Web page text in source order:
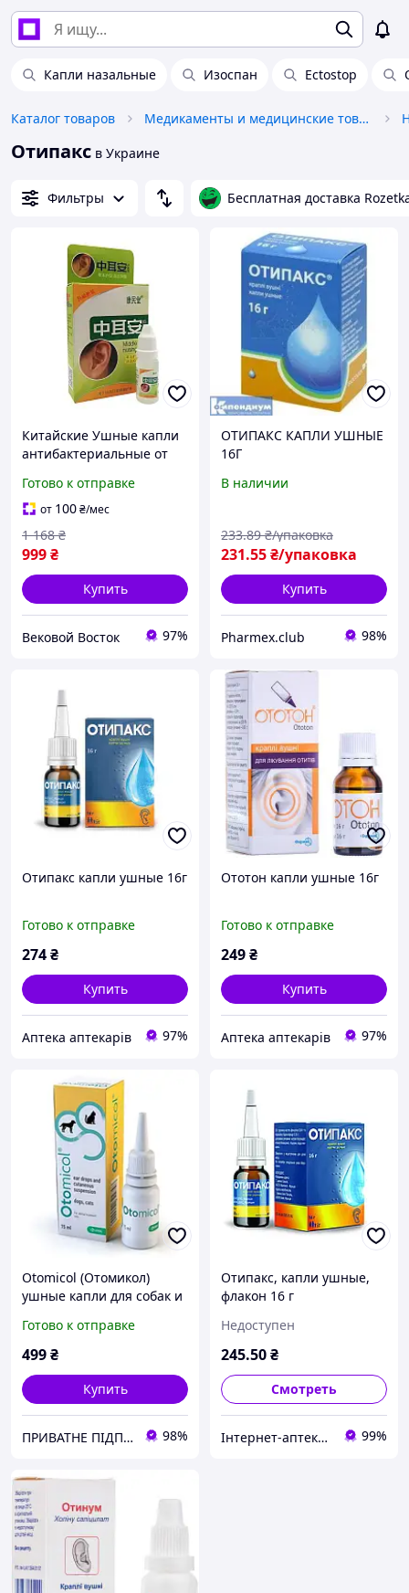
Капли назальные Изоспан Ectostop
Каталог товаров Медикаменты и медицинские товары
Отипакс в Украине
Фильтры Бесплатная доставка
Китайские Ушные капли
антибактериальные от
от заложенности
Готово к отправке
от 100₴/мес
999₴
1 168 ₴
Купить
Вековой Восток 97%
ОТИПАКС КАПЛИ УШНЫЕ
16Г
В наличии
231.55₴/упаковка
233.89 ₴/упаковка
Купить
Pharmex.club 98%
Отипакс капли ушные 16г
Готово к отправке
274₴
Купить
Аптека аптекарів 97%
Ототон капли ушные 16г
Готово к отправке
249₴
Купить
Аптека аптекарів 97%
Otomicol (Отомикол)
ушные капли для собак и
Готово к отправке
499₴
Купить
ПРИВАТНЕ ПІДПРИЄМСТВО ПОМІЧНИК ФЕРМЕРА 98%
Отипакс, капли ушные,
флакон 16 г
Недоступен
245.50₴
Смотреть
Інтернет-аптека Farmaco 99%